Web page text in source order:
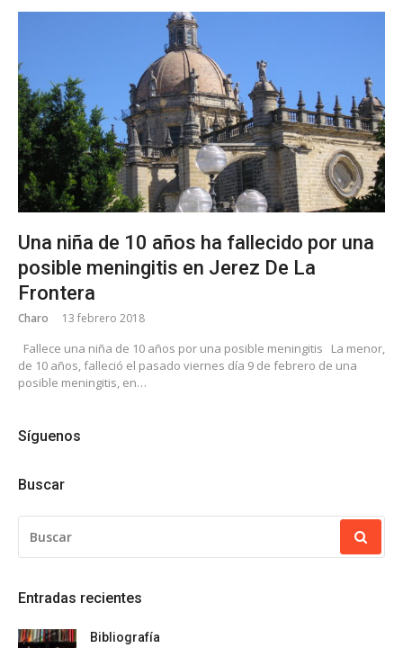
Una niña de 10 años ha fallecido por una
posible meningitis en Jerez De La
Frontera
Charo 13 febrero 2018
Fallece una niña de 10 años por una posible meningitis La menor,
de 10 años, falleció el pasado viernes día 9 de febrero de una
posible meningitis, en…
Síguenos
Buscar
Entradas recientes
Bibliografía